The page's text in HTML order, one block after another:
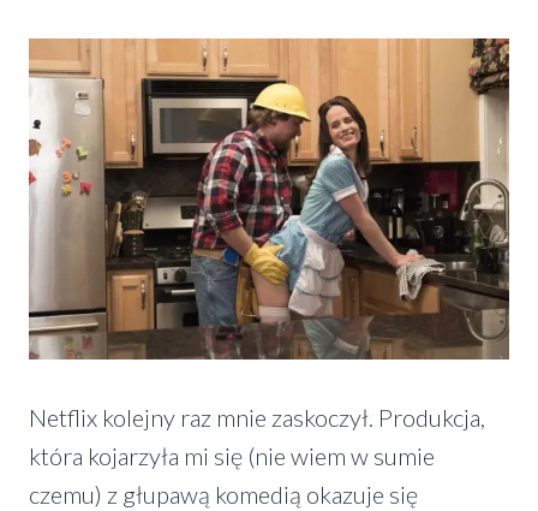
Netflix kolejny raz mnie zaskoczył. Produkcja,
która kojarzyła mi się (nie wiem w sumie
czemu) z głupawą komedią okazuje się